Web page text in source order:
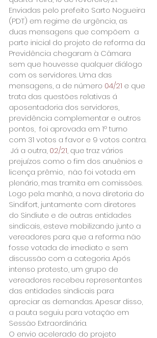
Enviadas pelo prefeito Sarto Nogueira
(PDT) em regime de urgência, as
duas mensagens que compõem  a
parte inicial do projeto de reforma da
Previdência chegaram à Câmara
sem que houvesse qualquer diálogo
com os servidores. Uma das
mensagens, a de número 04/21 e que
trata das questões relativas á
aposentadoria dos servidores,
previdência complementar e outros
pontos,  foi aprovada em 1º turno
com 31 votos a favor e 9 votos contra.
Já a outra, 02/21, que traz vários
prejuízos como o fim dos anuênios e
licença prêmio,  não foi votada em
plenário, mas tramita em comissões.
Logo pela manhã, a nova diretoria do
Sindifort, juntamente com diretores
do Sindiute e de outras entidades
sindicais, esteve mobilizando junto a
vereadores para que a reforma não
fosse votada de imediato e sem
discussão com a categoria. Após
intenso protesto, um grupo de
vereadores recebeu representantes
das entidades sindicais para
apreciar as demandas. Apesar disso,
a pauta seguiu para votação em
Sessão Extraordinária.
O envio acelerado do projeto